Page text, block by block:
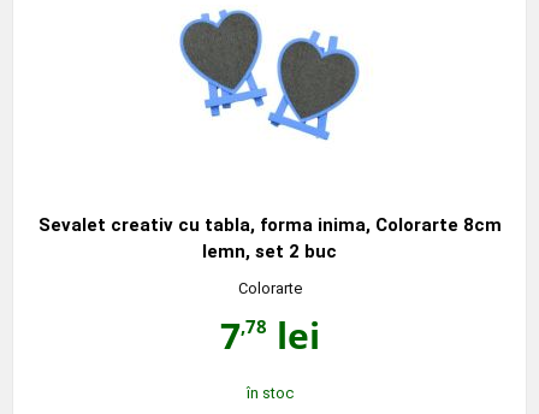
Sevalet creativ cu tabla, forma inima, Colorarte 8cm
lemn, set 2 buc
Colorarte
7,78 lei
în stoc